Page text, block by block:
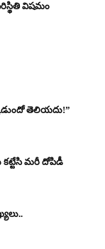
విషమం
తెలియదు!”
కట్టేసి మరీ దోపిడీ